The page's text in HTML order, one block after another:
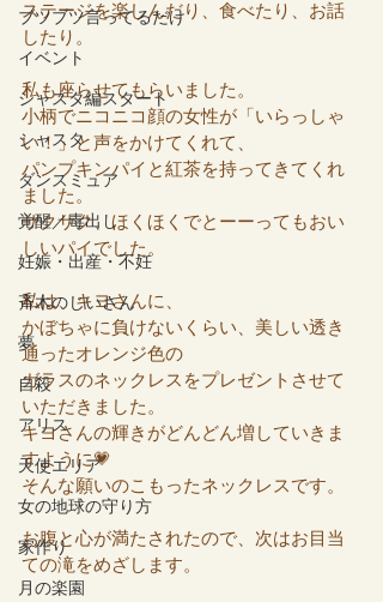
ブツブツ言ってるだけ
イベント
シャスタ編スタート
シャスタ
ダンスミュア
覚醒／毒出し
妊娠・出産・不妊
斉木のじいさん
夢
自殺
アリス
天使エリア
女の地球の守り方
家作り
月の楽園
ステージを楽しんだり、食べたり、お話
したり。
私も座らせてもらいました。
小柄でニコニコ顔の女性が「いらっしゃ
い！」と声をかけてくれて、
パンプキンパイと紅茶を持ってきてくれ
ました。
サクサク、ほくほくでとーーってもおい
しいパイでした。
私は、キヨさんに、
かぼちゃに負けないくらい、美しい透き
通ったオレンジ色の
ガラスのネックレスをプレゼントさせて
いただきました。
キヨさんの輝きがどんどん増していきま
すように💗
そんな願いのこもったネックレスです。
お腹と心が満たされたので、次はお目当
ての滝をめざします。